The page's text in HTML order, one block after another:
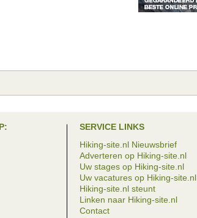
SERVICE LINKS
Hiking-site.nl Nieuwsbrief
Adverteren op Hiking-site.nl
Uw stages op Hiking-site.nl
Uw vacatures op Hiking-site.nl
Hiking-site.nl steunt
Linken naar Hiking-site.nl
Contact